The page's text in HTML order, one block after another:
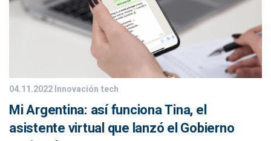
04.11.2022Innovación tech
Mi Argentina: así funciona Tina, el
asistente virtual que lanzó el Gobierno